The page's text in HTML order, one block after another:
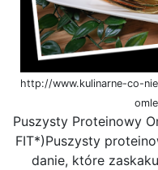
http://www.kulinarne-co-
Puszysty Proteinowy
FIT*)Puszysty
danie, które